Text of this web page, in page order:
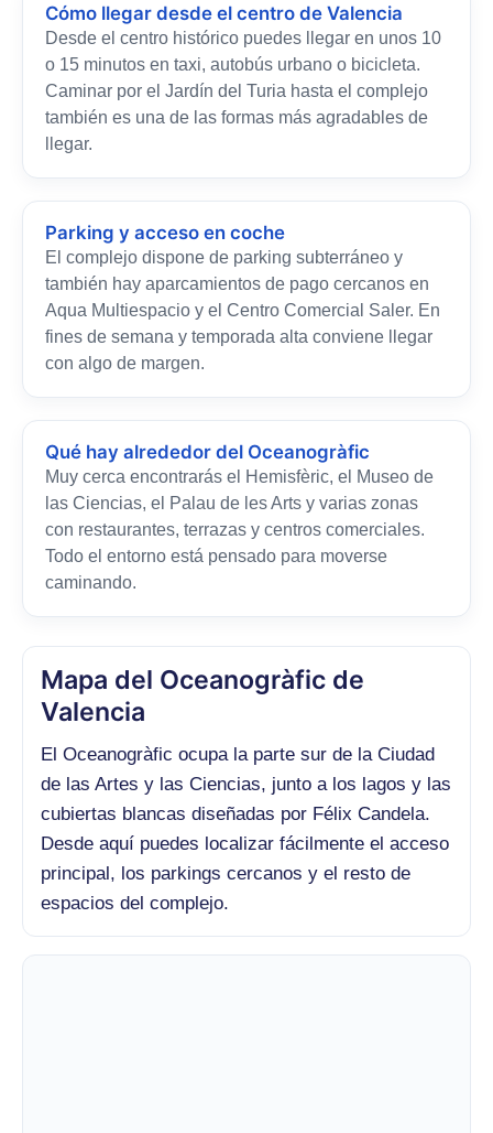
Cómo llegar desde el centro de Valencia
Desde el centro histórico puedes llegar en unos 10
o 15 minutos en taxi, autobús urbano o bicicleta.
Caminar por el Jardín del Turia hasta el complejo
también es una de las formas más agradables de
llegar.
Parking y acceso en coche
El complejo dispone de parking subterráneo y
también hay aparcamientos de pago cercanos en
Aqua Multiespacio y el Centro Comercial Saler. En
fines de semana y temporada alta conviene llegar
con algo de margen.
Qué hay alrededor del Oceanogràfic
Muy cerca encontrarás el Hemisfèric, el Museo de
las Ciencias, el Palau de les Arts y varias zonas
con restaurantes, terrazas y centros comerciales.
Todo el entorno está pensado para moverse
caminando.
Mapa del Oceanogràfic de
Valencia
El Oceanogràfic ocupa la parte sur de la Ciudad
de las Artes y las Ciencias, junto a los lagos y las
cubiertas blancas diseñadas por Félix Candela.
Desde aquí puedes localizar fácilmente el acceso
principal, los parkings cercanos y el resto de
espacios del complejo.